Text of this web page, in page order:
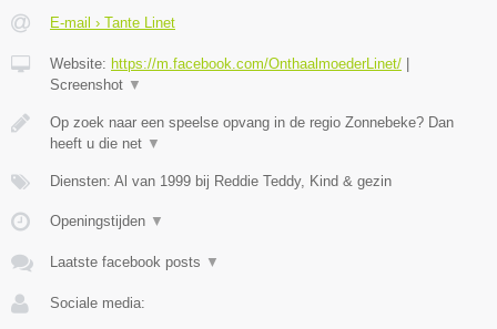
E-mail › Tante Linet
Website: https://m.facebook.com/OnthaalmoederLinet/ |
Screenshot ▼
Op zoek naar een speelse opvang in de regio Zonnebeke? Dan
heeft u die net ▼
Diensten: Al van 1999 bij Reddie Teddy, Kind & gezin
Openingstijden ▼
Laatste facebook posts ▼
Sociale media: